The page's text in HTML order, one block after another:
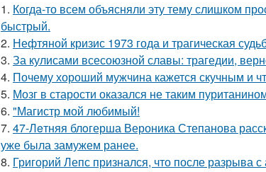
1. Когда-то всем объясняли эту тему слишком
быстрый.
2. Нефтяной кризис 1973 года и трагическая
3. За кулисами всесоюзной славы: трагедии,
4. Почему хороший мужчина кажется скучным и
5. Мозг в старости оказался не таким
6. "Магистр мой любимый!
7. 47-Лeтняя блoгерша Вероника Степанова
уже была замужем ранее.
8. Григорий Лепс признался, что после разрыва